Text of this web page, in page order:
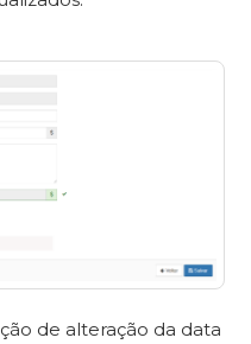
de alteração da data